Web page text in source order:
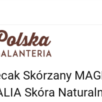
Skórzany
Skóra